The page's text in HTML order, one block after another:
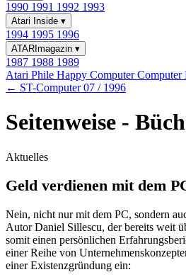
1990 1991 1992 1993
Atari Inside ▾
1994 1995 1996
ATARImagazin ▾
1987 1988 1989
Atari Phile Happy ComputerComputer
← ST-Computer 07 / 1996
Seitenweise -
Aktuelles
Geld verdienen mit dem
Nein, nicht nur mit dem PC, sondern
Autor Daniel Sillescu, der bereits weit
somit einen persönlichen
einer Reihe von
einer Existenzgründung ein: